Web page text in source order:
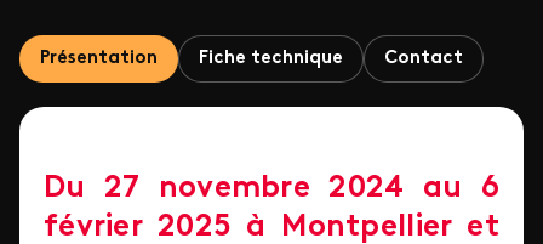
Présentation Fiche technique Contact
Du 27 novembre 2024 au 6
février 2025 à Montpellier et